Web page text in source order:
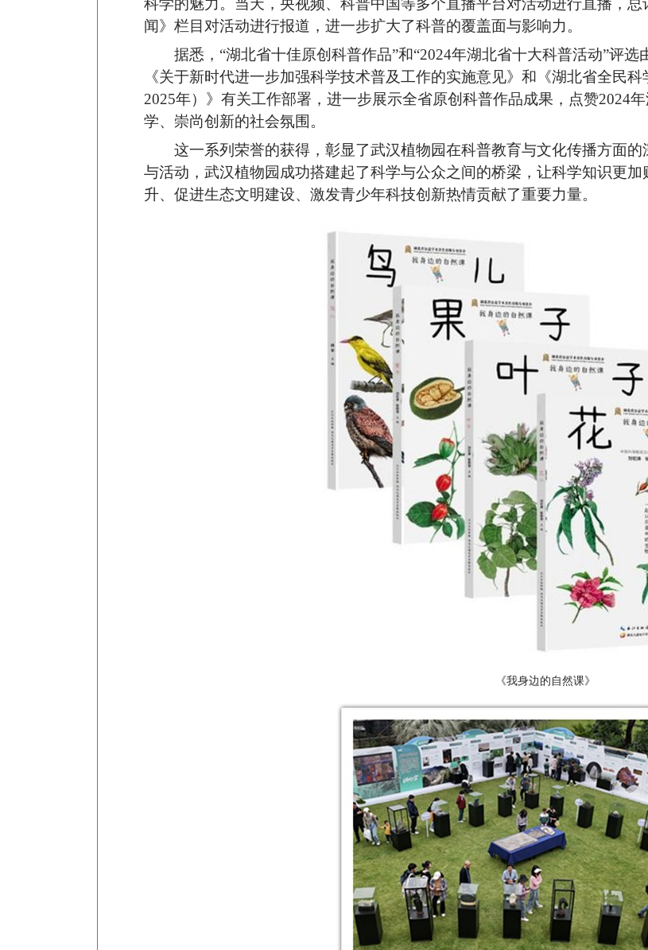
闻》栏目对活动进行报道，进一步扩大了科普的覆盖面与影响力。
据悉，“湖北省十佳原创科普作品”和“2024年湖北省十大科普活动”评
《关于新时代进一步加强科学技术普及工作的实施意见》和《湖北省全民
2025年）》有关工作部署，进一步展示全省原创科普作品成果，点赞2024
学、崇尚创新的社会氛围。
这一系列荣誉的获得，彰显了武汉植物园在科普教育与文化传播方面
与活动，武汉植物园成功搭建起了科学与公众之间的桥梁，让科学知识更
升、促进生态文明建设、激发青少年科技创新热情贡献了重要力量。
《我身边的自然课》